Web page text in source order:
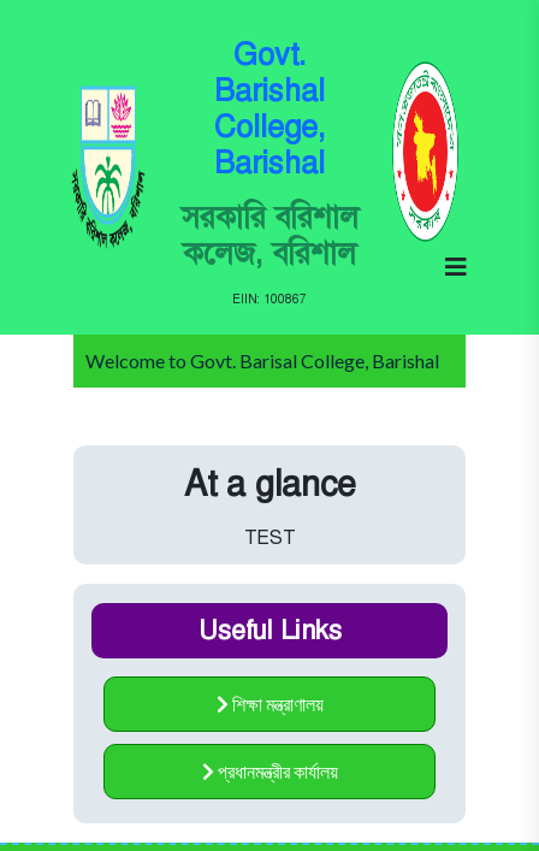
Govt.
Barishal
College,
Barishal
সরকারি বরিশাল
কলেজ, বরিশাল
EIIN: 100867
Welcome to Govt. Barisal College, Barishal
At a glance
TEST
Useful Links
শিক্ষা মন্ত্রাণালয়
প্রধানমন্ত্রীর কার্যালয়